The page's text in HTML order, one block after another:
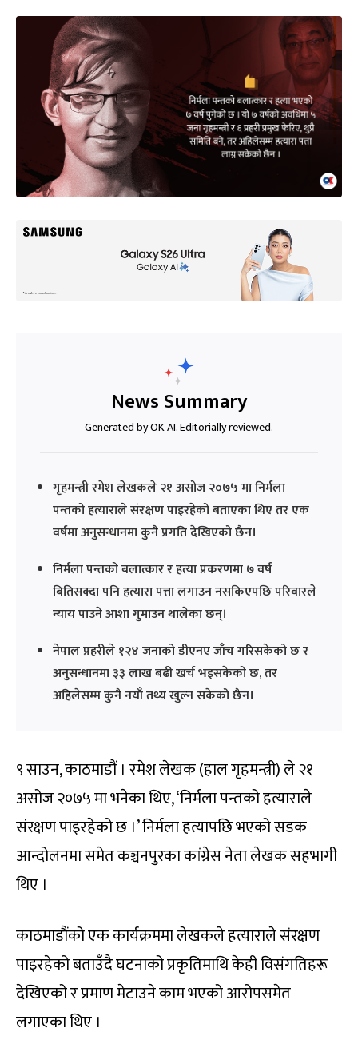
News Summary
Generated by OK AI. Editorially reviewed.
गृहमन्त्री रमेश लेखकले २१ असोज २०७५ मा निर्मला
पन्तको हत्याराले संरक्षण पाइरहेको बताएका थिए तर एक
वर्षमा अनुसन्धानमा कुनै प्रगति देखिएको छैन।
निर्मला पन्तको बलात्कार र हत्या प्रकरणमा ७ वर्ष
बितिसक्दा पनि हत्यारा पत्ता लगाउन नसकिएपछि परिवारले
न्याय पाउने आशा गुमाउन थालेका छन्।
नेपाल प्रहरीले १२४ जनाको डीएनए जाँच गरिसकेको छ र
अनुसन्धानमा ३३ लाख बढी खर्च भइसकेको छ, तर
अहिलेसम्म कुनै नयाँ तथ्य खुल्न सकेको छैन।
९ साउन, काठमाडौं । रमेश लेखक (हाल गृहमन्त्री) ले २१
असोज २०७५ मा भनेका थिए, ‘निर्मला पन्तको हत्याराले
संरक्षण पाइरहेको छ ।’ निर्मला हत्यापछि भएको सडक
आन्दोलनमा समेत कञ्चनपुरका कांग्रेस नेता लेखक सहभागी
थिए ।
काठमाडौंको एक कार्यक्रममा लेखकले हत्याराले संरक्षण
पाइरहेको बताउँदै घटनाको प्रकृतिमाथि केही विसंगतिहरू
देखिएको र प्रमाण मेटाउने काम भएको आरोपसमेत
लगाएका थिए ।